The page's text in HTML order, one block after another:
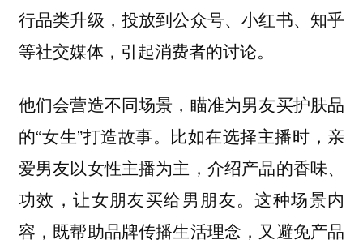
行品类升级，投放到公众号、小红书、知乎
等社交媒体，引起消费者的讨论。
他们会营造不同场景，瞄准为男友买护肤品
的“女生”打造故事。比如在选择主播时，亲
爱男友以女性主播为主，介绍产品的香味、
功效，让女朋友买给男朋友。这种场景内
容，既帮助品牌传播生活理念，又避免产品